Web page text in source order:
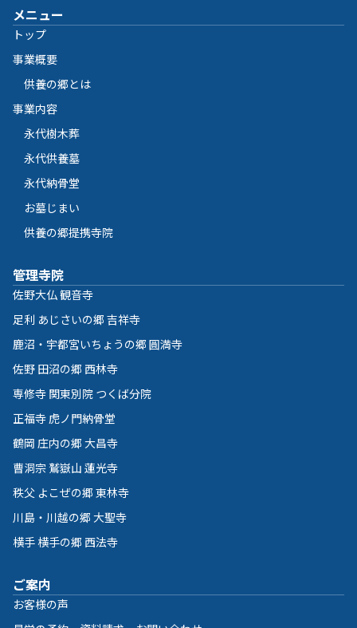
メニュー
トップ
事業概要
供養の郷とは
事業内容
永代樹木葬
永代供養墓
永代納骨堂
お墓じまい
供養の郷提携寺院
管理寺院
佐野大仏 観音寺
足利 あじさいの郷 吉祥寺
鹿沼・宇都宮いちょうの郷 圓満寺
佐野 田沼の郷 西林寺
専修寺 関東別院 つくば分院
正福寺 虎ノ門納骨堂
鶴岡 庄内の郷 大昌寺
曹洞宗 鷲嶽山 蓮光寺
秩父 よこぜの郷 東林寺
川島・川越の郷 大聖寺
横手 横手の郷 西法寺
ご案内
お客様の声